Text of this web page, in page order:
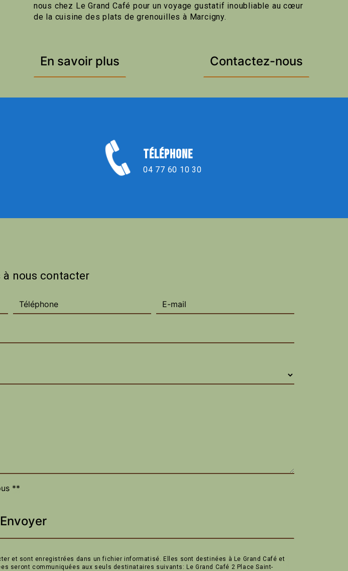
nous chez Le Grand Café pour un voyage gustatif inoubliable au cœur
de la cuisine des plats de grenouilles à Marcigny.
En savoir plus Contactez-nous
TÉLÉPHONE
04 77 60 10 30
à nous contacter
**
Envoyer
et sont enregistrées dans un fichier informatisé. Elles sont destinées à Le Grand Café et
seront communiquées aux seuls destinataires suivants: Le Grand Café 2 Place Saint-